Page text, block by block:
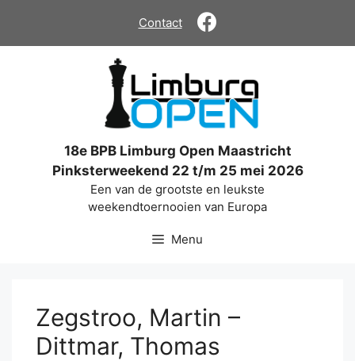
de
Contact
18e BPB Limburg Open Maastricht
Pinksterweekend 22 t/m 25 mei 2026
Een van de grootste en leukste
weekendtoernooien van Europa
Menu
Zegstroo, Martin –
Dittmar, Thomas